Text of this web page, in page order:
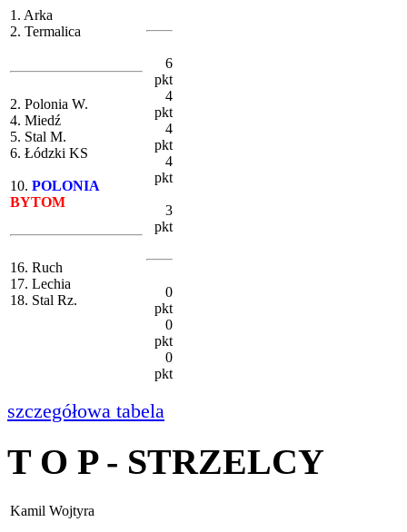
1. Arka
2. Termalica
2. Polonia W.
4. Miedź
5. Stal M.
6. Łódzki KS
10. POLONIA
BYTOM
16. Ruch
17. Lechia
18. Stal Rz.
6
pkt
4
pkt
4
pkt
4
pkt
3
pkt
0
pkt
0
pkt
0
pkt
szczegółowa tabela
T O P - STRZELCY
Kamil Wojtyra